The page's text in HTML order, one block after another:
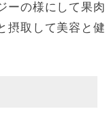
ーの様にして果肉
摂取して美容と健